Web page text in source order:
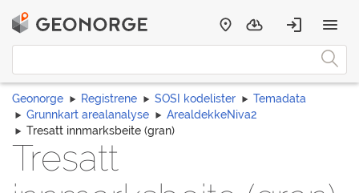
Geonorge Registrene SOSI kodelister
Temadata
Grunnkart arealanalyse
ArealdekkeNiva2
Tresatt innmarksbeite (gran)
Tresatt